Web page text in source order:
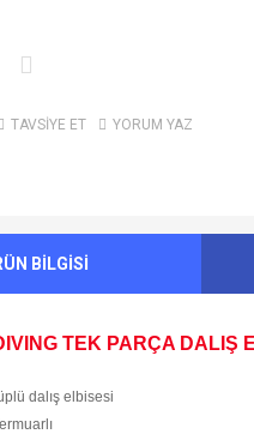
TAVSİYE ET YORUM YAZ
BİLGİSİ
TEK PARÇA DALIŞ
dalış elbisesi